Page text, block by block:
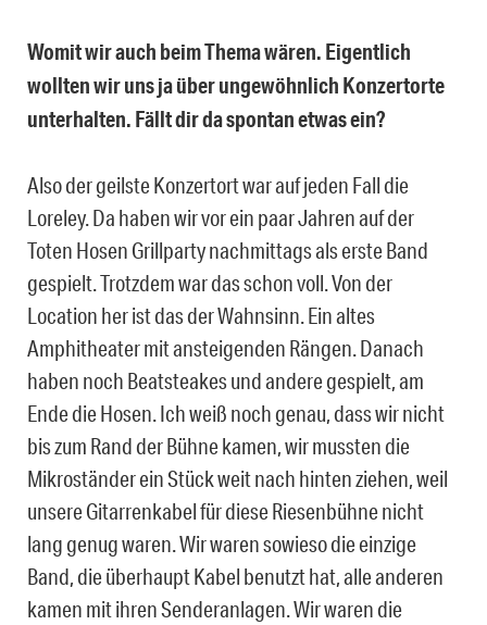
Womit wir auch beim Thema wären. Eigentlich
wollten wir uns ja über ungewöhnlich Konzertorte
unterhalten. Fällt dir da spontan etwas ein?
Also der geilste Konzertort war auf jeden Fall die
Loreley. Da haben wir vor ein paar Jahren auf der
Toten Hosen Grillparty nachmittags als erste Band
gespielt. Trotzdem war das schon voll. Von der
Location her ist das der Wahnsinn. Ein altes
Amphitheater mit ansteigenden Rängen. Danach
haben noch Beatsteakes und andere gespielt, am
Ende die Hosen. Ich weiß noch genau, dass wir nicht
bis zum Rand der Bühne kamen, wir mussten die
Mikroständer ein Stück weit nach hinten ziehen, weil
unsere Gitarrenkabel für diese Riesenbühne nicht
lang genug waren. Wir waren sowieso die einzige
Band, die überhaupt Kabel benutzt hat, alle anderen
kamen mit ihren Senderanlagen. Wir waren die